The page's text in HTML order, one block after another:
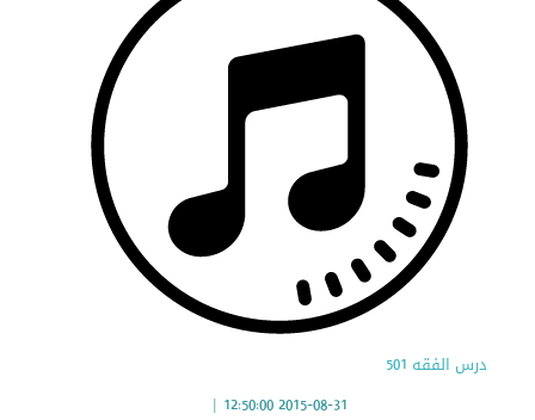
درس الفقه 501
2015-08-31 12:50:00
|